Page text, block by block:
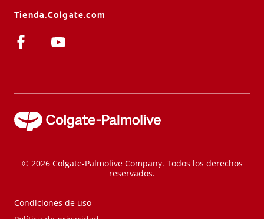
Tienda.Colgate.com
© 2026 Colgate-Palmolive Company. Todos los derechos
reservados.
Condiciones de uso